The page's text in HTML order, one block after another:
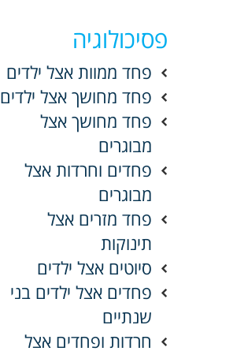
פסיכולוגיה
פחד ממוות אצל ילדים
פחד מחושך אצל ילדים
פחד מחושך אצל
מבוגרים
פחדים וחרדות אצל
מבוגרים
פחד מזרים אצל
תינוקות
סיוטים אצל ילדים
פחדים אצל ילדים בני
שנתיים
חרדות ופחדים אצל